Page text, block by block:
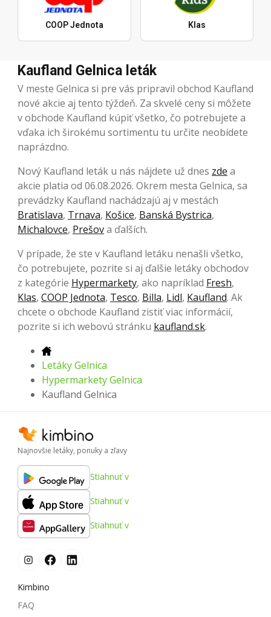
COOP Jednota Klas
Kaufland Gelnica leták
V meste Gelnica si pre vás pripravil obchod Kaufland
nové akcie aj tento týždeň. Za skvelé ceny si môžete
v obchode Kaufland kúpiť všetko, čo potrebujete a
vďaka ich širokému sortimentu tu určite neobídete
naprázdno.
Nový Kaufland leták u nás nájdete už dnes zde a
akcie platia od 06.08.2026. Okrem mesta Gelnica, sa
prevádzky Kaufland nachádzajú aj v mestách
Bratislava, Trnava, Košice, Banská Bystrica,
Michalovce, Prešova ďalších.
V prípade, že ste v Kaufland letáku nenašli všetko,
čo potrebujete, pozrite si aj ďalšie letáky obchodov
z kategórie Hypermarkety, ako napríklad Fresh,
Klas, COOP Jednota, Tesco, Billa, Lidl, Kaufland. Ak
chcete o obchode Kaufland zistiť viac informácií,
pozrite si ich webovú stránku kaufland.sk.
Letáky Gelnica
Hypermarkety Gelnica
Kaufland Gelnica
Najnovšie letáky, ponuky a zľavy
Stiahnuť v
Stiahnuť v
Stiahnuť v
Kimbino
FAQ